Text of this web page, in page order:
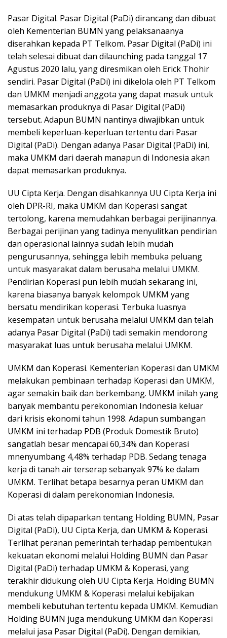
Pasar Digital. Pasar Digital (PaDi) dirancang dan dibuat
oleh Kementerian BUMN yang pelaksanaanya
diserahkan kepada PT Telkom. Pasar Digital (PaDi) ini
telah selesai dibuat dan dilaunching pada tanggal 17
Agustus 2020 lalu, yang diresmikan oleh Erick Thohir
sendiri. Pasar Digital (PaDi) ini dikelola oleh PT Telkom
dan UMKM menjadi anggota yang dapat masuk untuk
memasarkan produknya di Pasar Digital (PaDi)
tersebut. Adapun BUMN nantinya diwajibkan untuk
membeli keperluan-keperluan tertentu dari Pasar
Digital (PaDi). Dengan adanya Pasar Digital (PaDi) ini,
maka UMKM dari daerah manapun di Indonesia akan
dapat memasarkan produknya.
UU Cipta Kerja. Dengan disahkannya UU Cipta Kerja ini
oleh DPR-RI, maka UMKM dan Koperasi sangat
tertolong, karena memudahkan berbagai perijinannya.
Berbagai perijinan yang tadinya menyulitkan pendirian
dan operasional lainnya sudah lebih mudah
pengurusannya, sehingga lebih membuka peluang
untuk masyarakat dalam berusaha melalui UMKM.
Pendirian Koperasi pun lebih mudah sekarang ini,
karena biasanya banyak kelompok UMKM yang
bersatu mendirikan koperasi. Terbuka luasnya
kesempatan untuk berusaha melalui UMKM dan telah
adanya Pasar Digital (PaDi) tadi semakin mendorong
masyarakat luas untuk berusaha melalui UMKM.
UMKM dan Koperasi. Kementerian Koperasi dan UMKM
melakukan pembinaan terhadap Koperasi dan UMKM,
agar semakin baik dan berkembang. UMKM inilah yang
banyak membantu perekonomian Indonesia keluar
dari krisis ekonomi tahun 1998. Adapun sumbangan
UMKM ini terhadap PDB (Produk Domestik Bruto)
sangatlah besar mencapai 60,34% dan Koperasi
mnenyumbang 4,48% terhadap PDB. Sedang tenaga
kerja di tanah air terserap sebanyak 97% ke dalam
UMKM. Terlihat betapa besarnya peran UMKM dan
Koperasi di dalam perekonomian Indonesia.
Di atas telah dipaparkan tentang Holding BUMN, Pasar
Digital (PaDi), UU Cipta Kerja, dan UMKM & Koperasi.
Terlihat peranan pemerintah terhadap pembentukan
kekuatan ekonomi melalui Holding BUMN dan Pasar
Digital (PaDi) terhadap UMKM & Koperasi, yang
terakhir didukung oleh UU Cipta Kerja. Holding BUMN
mendukung UMKM & Koperasi melalui kebijakan
membeli kebutuhan tertentu kepada UMKM. Kemudian
Holding BUMN juga mendukung UMKM dan Koperasi
melalui jasa Pasar Digital (PaDi). Dengan demikian,